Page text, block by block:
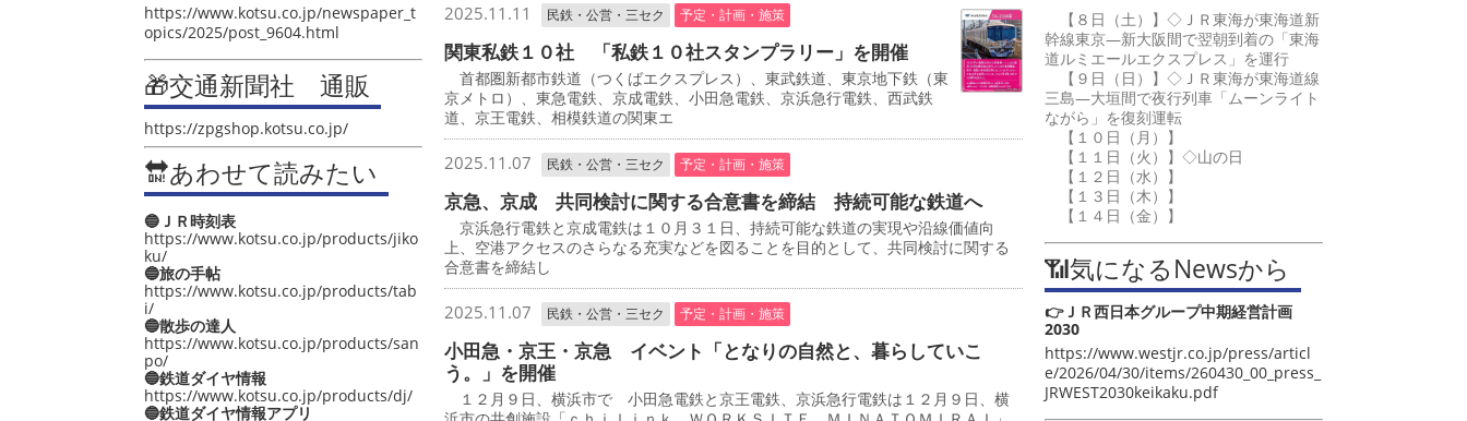
https://www.kotsu.co.jp/newspaper_t
opics/2025/post_9604.html
🎁交通新聞社 通販
https://zpgshop.kotsu.co.jp/
🔛あわせて読みたい
🔵ＪＲ時刻表
https://www.kotsu.co.jp/products/jiko
ku/
🔵旅の手帖
https://www.kotsu.co.jp/products/tab
i/
🔵散歩の達人
https://www.kotsu.co.jp/products/san
po/
🔵鉄道ダイヤ情報
https://www.kotsu.co.jp/products/dj/
🔵鉄道ダイヤ情報アプリ
2025.11.11 民鉄・公営・三セク 予定・計画・施策
関東私鉄１０社 「私鉄１０社スタンプラリー」を開催
首都圏新都市鉄道（つくばエクスプレス）、東武鉄道、東京地下鉄（東
京メトロ）、東急電鉄、京成電鉄、小田急電鉄、京浜急行電鉄、西武鉄
道、京王電鉄、相模鉄道の関東エ
2025.11.07 民鉄・公営・三セク 予定・計画・施策
京急、京成 共同検討に関する合意書を締結 持続可能な鉄道へ
京浜急行電鉄と京成電鉄は１０月３１日、持続可能な鉄道の実現や沿線価値向
上、空港アクセスのさらなる充実などを図ることを目的として、共同検討に関する
合意書を締結し
2025.11.07 民鉄・公営・三セク 予定・計画・施策
小田急・京王・京急 イベント「となりの自然と、暮らしていこ
う。」を開催
１２月９日、横浜市で 小田急電鉄と京王電鉄、京浜急行電鉄は１２月９日、横
【８日（土）】◇ＪＲ東海が東海道新
幹線東京―新大阪間で翌朝到着の「東海
道ルミエールエクスプレス」を運行
【９日（日）】◇ＪＲ東海が東海道線
三島―大垣間で夜行列車「ムーンライト
ながら」を復刻運転
【１０日（月）】
【１１日（火）】◇山の日
【１２日（水）】
【１３日（木）】
【１４日（金）】
📶気になるNewsから
👉ＪＲ西日本グループ中期経営計画
2030
https://www.westjr.co.jp/press/articl
e/2026/04/30/items/260430_00_press_
JRWEST2030keikaku.pdf